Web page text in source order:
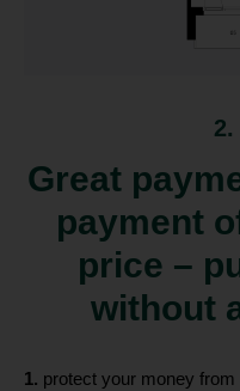
2.
Great
payment
price –
without
1. protect your money from